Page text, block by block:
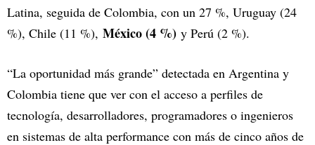
Latina, seguida de Colombia, con un 27 %, Uruguay (24
%), Chile (11 %), México (4 %) y Perú (2 %).
“La oportunidad más grande” detectada en Argentina y
Colombia tiene que ver con el acceso a perfiles de
tecnología, desarrolladores, programadores o ingenieros
en sistemas de alta performance con más de cinco años de